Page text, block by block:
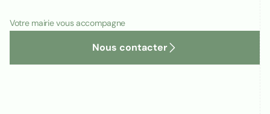
Votre mairie vous accompagne
Nous contacter